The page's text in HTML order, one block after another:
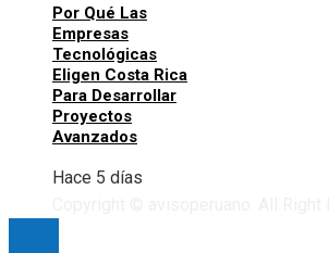
Por Qué Las
Empresas
Tecnológicas
Eligen Costa Rica
Para Desarrollar
Proyectos
Avanzados
Hace 5 días